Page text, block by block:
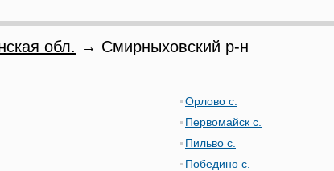
обл. → Смирныховский р-н
Орлово с.
Первомайск с.
Пильво с.
Победино с.